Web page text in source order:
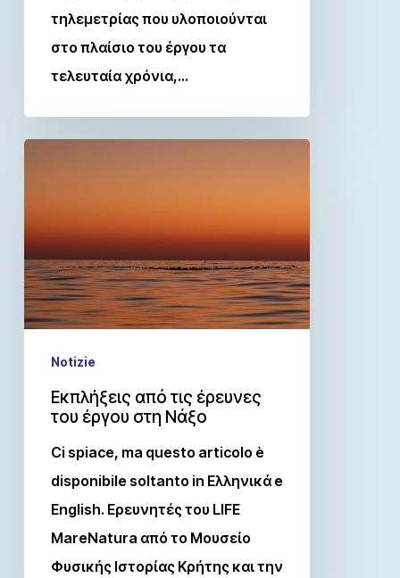
τηλεμετρίας που υλοποιούνται
στο πλαίσιο του έργου τα
τελευταία χρόνια,…
Notizie
Εκπλήξεις από τις έρευνες
του έργου στη Νάξο
Ci spiace, ma questo articolo è
disponibile soltanto in Ελληνικά e
English. Ερευνητές του LIFE
MareNatura από το Μουσείο
Φυσικής Ιστορίας Κρήτης και την